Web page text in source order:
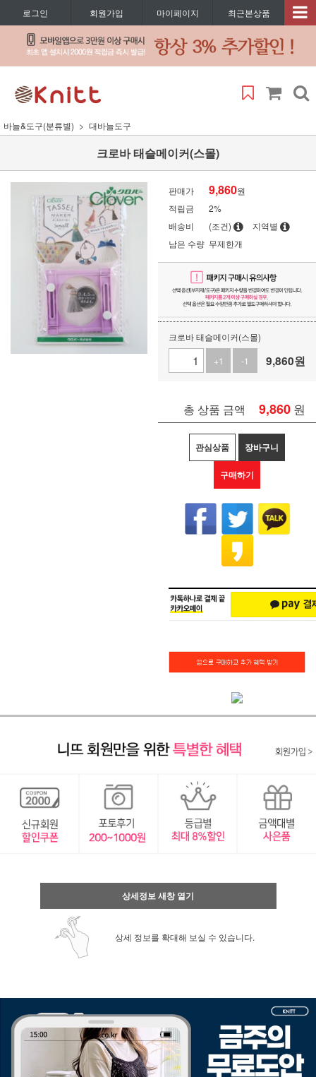
로그인 회원가입 마이페이지 최근본상품
바늘&도구(분류별) 대바늘도구
크로바 태슬메이커(스몰)
판매가 9,860원
적립금
2%
배송비
(조건)
지역별
남은 수량 무제한개
크로바 태슬메이커(스몰)
+1
-1 9,860원
총 상품 금액 9,860 원
관심상품 장바구니
구매하기
상세정보 새창 열기
상세 정보를 확대해 보실 수 있습니다.